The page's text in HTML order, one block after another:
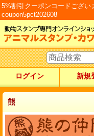
5%割引クーポンコードござい
coupon5pct202608
ログイン 新規
熊